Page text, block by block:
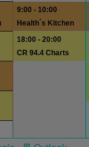
9:00 - 10:00
Health´s Kitchen
18:00 - 20:00
CR 94.4 Charts